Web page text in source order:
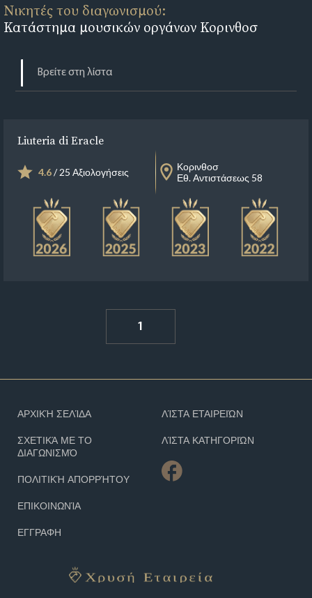
Νικητές του διαγωνισμού:
Κατάστημα μουσικών οργάνων Κορινθοσ
Liuteria di Eracle
4.6/ 25 Αξιολογήσεις
Κορινθοσ
Εθ. Αντιστάσεως 58
1
ΑΡΧΙΚΉ ΣΕΛΊΔΑ
ΣΧΕΤΙΚΆ ΜΕ ΤΟ
ΔΙΑΓΩΝΙΣΜΌ
ΠΟΛΙΤΙΚΉ ΑΠΟΡΡΉΤΟΥ
ΕΠΙΚΟΙΝΩΝΊΑ
ΕΓΓΡΑΦΗ
ΛΊΣΤΑ ΕΤΑΙΡΕΙΏΝ
ΛΊΣΤΑ ΚΑΤΗΓΟΡΙΏΝ